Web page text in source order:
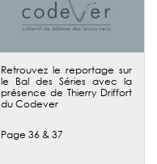
Retrouvez le reportage sur
le Bal des Séries avec la
présence de Thierry Driffort
du Codever
Page 36 & 37